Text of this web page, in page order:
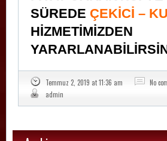
SÜREDE ÇEKİCİ –
HİZMETİMİZDEN
Temmuz 2, 2019 at 11:36 am
No
admin